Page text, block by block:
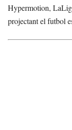
Hypermotion,
projectant el futbol